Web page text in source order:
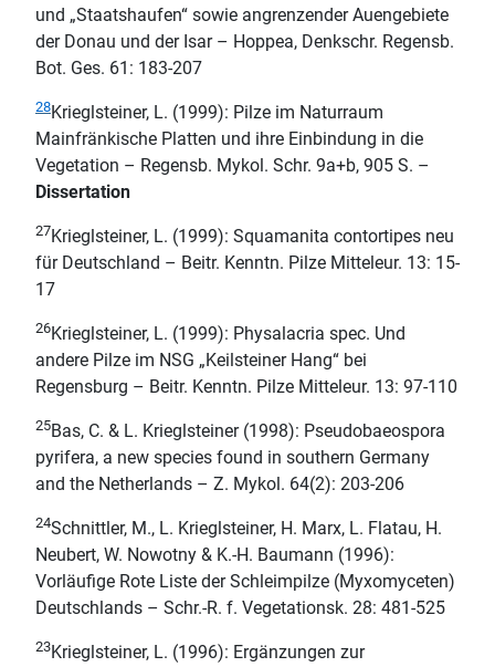
und „Staatshaufen“ sowie angrenzender Auengebiete
der Donau und der Isar – Hoppea, Denkschr. Regensb.
Bot. Ges. 61: 183-207
28Krieglsteiner, L. (1999): Pilze im Naturraum
Mainfränkische Platten und ihre Einbindung in die
Vegetation – Regensb. Mykol. Schr. 9a+b, 905 S. –
Dissertation
27Krieglsteiner, L. (1999): Squamanita contortipes neu
für Deutschland – Beitr. Kenntn. Pilze Mitteleur. 13: 15-
17
26Krieglsteiner, L. (1999): Physalacria spec. Und
andere Pilze im NSG „Keilsteiner Hang“ bei
Regensburg – Beitr. Kenntn. Pilze Mitteleur. 13: 97-110
25Bas, C. & L. Krieglsteiner (1998): Pseudobaeospora
pyrifera, a new species found in southern Germany
and the Netherlands – Z. Mykol. 64(2): 203-206
24Schnittler, M., L. Krieglsteiner, H. Marx, L. Flatau, H.
Neubert, W. Nowotny & K.-H. Baumann (1996):
Vorläufige Rote Liste der Schleimpilze (Myxomyceten)
Deutschlands – Schr.-R. f. Vegetationsk. 28: 481-525
23Krieglsteiner, L. (1996): Ergänzungen zur